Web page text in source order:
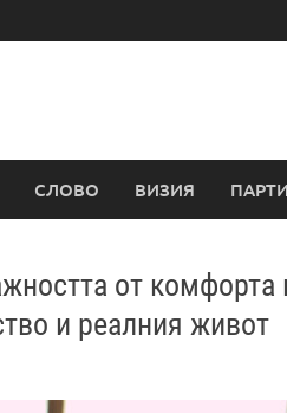
СЛОВО ВИЗИЯ ПАРТИ
от комфорта
и реалния живот